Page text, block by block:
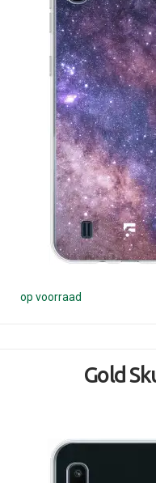
op voorraad
Gold